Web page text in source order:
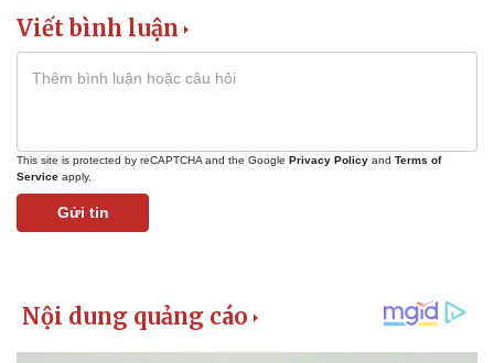
Viết bình luận
This site is protected by reCAPTCHA and the Google Privacy Policy and Terms of
Service apply.
Gửi tin